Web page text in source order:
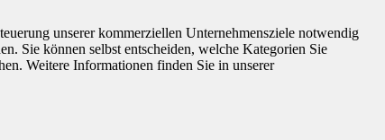
unserer kommerziellen Unternehmensziele notwendig
Sie können selbst entscheiden, welche Kategorien Sie
Weitere Informationen finden Sie in unserer